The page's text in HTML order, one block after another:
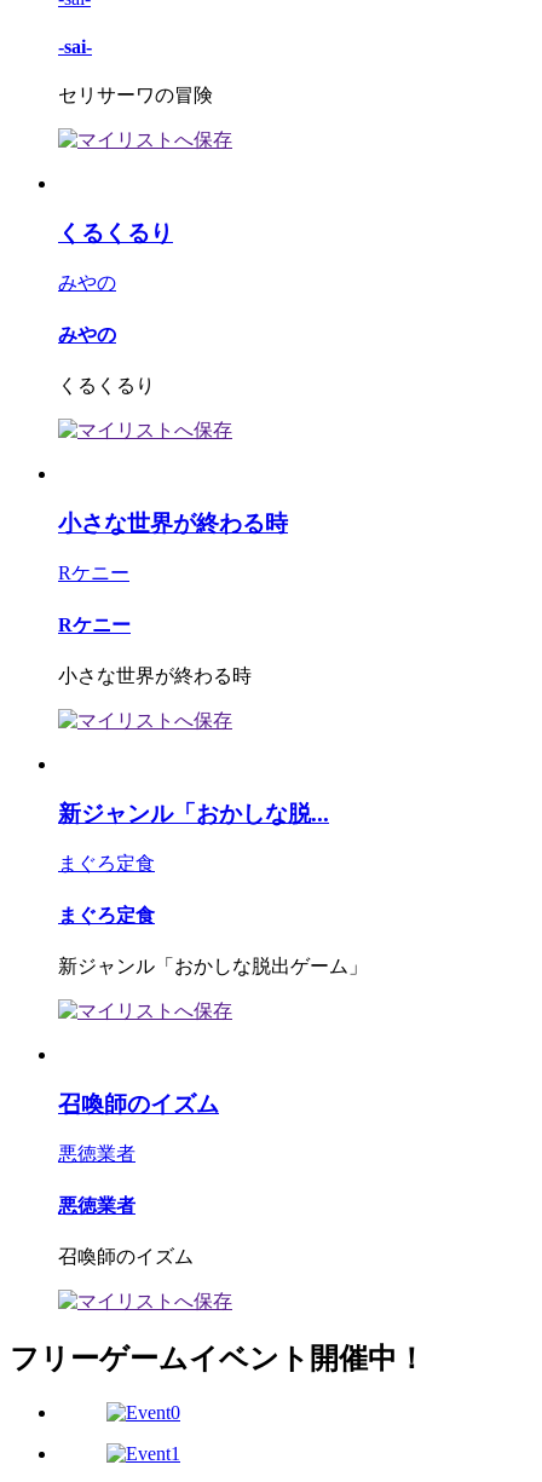
-sai-
セリサーワの冒険
くるくるり
みやの
みやの
くるくるり
小さな世界が終わる時
Rケニー
Rケニー
小さな世界が終わる時
新ジャンル「おかしな脱...
まぐろ定食
まぐろ定食
新ジャンル「おかしな脱出ゲーム」
召喚師のイズム
悪徳業者
悪徳業者
召喚師のイズム
フリーゲームイベント開催中！